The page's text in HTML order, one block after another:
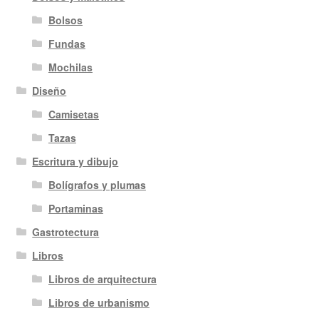
Bolsos
Fundas
Mochilas
Diseño
Camisetas
Tazas
Escritura y dibujo
Bolígrafos y plumas
Portaminas
Gastrotectura
Libros
Libros de arquitectura
Libros de urbanismo